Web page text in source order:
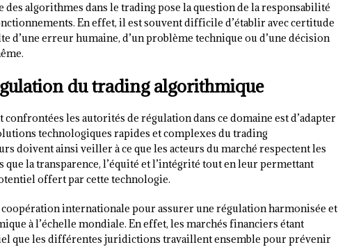
des algorithmes dans le trading pose la question de la responsabilité
En effet, il est souvent difficile d’établir avec certitude
d’une erreur humaine, d’un problème technique ou d’une décision
du trading algorithmique
les autorités de régulation dans ce domaine est d’adapter
technologiques rapides et complexes du trading
doivent ainsi veiller à ce que les acteurs du marché respectent les
la transparence, l’équité et l’intégrité tout en leur permettant
offert par cette technologie.
coopération internationale pour assurer une régulation harmonisée et
à l’échelle mondiale. En effet, les marchés financiers étant
que les différentes juridictions travaillent ensemble pour prévenir